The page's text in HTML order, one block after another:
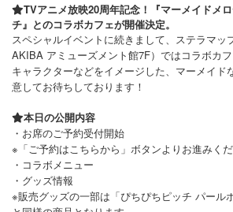
TVアニメ放映20周年記念！『マーメイドメ
チ』とのコラボカフェが開催決定。
スペシャルイベントに続きまして、ステラマッ
AKIBA アミューズメント館7F）ではコラボカフ
キャラクターなどをイメージした、マーメイド
意してお待ちしております！
本日の公開内容
・お席のご予約受付開始
※「ご予約はこちらから」ボタンよりお進みく
・コラボメニュー
・グッズ情報
※販売グッズの一部は「ぴちぴちピッチ パール